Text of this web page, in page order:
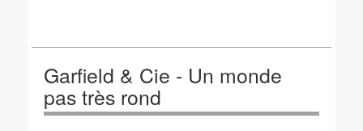
Garfield & Cie - Un monde
pas très rond